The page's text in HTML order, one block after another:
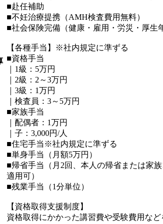
■赴任補助
■不妊治療提携（AMH検査費用無料）
■社会保険完備（健康・雇用・労災・厚生
【各種手当】※社内規定に準ずる
■資格手当
｜1級：5万円
｜2級：2～3万円
｜3級：1万円
｜検査員：3～5万円
■家族手当
｜配偶者：1万円
｜子：3,000円/人
■住宅手当※社内規定に準ずる
■単身手当（月額5万円）
■帰省手当（月2回、本人の帰省または家
適用可）
■残業手当（1分単位）
【資格取得支援制度】
資格取得にかかった講習費や受験費用な